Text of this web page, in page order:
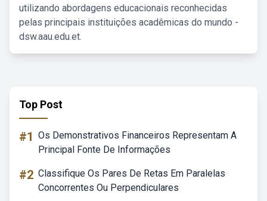
utilizando abordagens educacionais reconhecidas
pelas principais instituições acadêmicas do mundo -
dsw.aau.edu.et.
Top Post
#1 Os Demonstrativos Financeiros Representam A
Principal Fonte De Informações
#2 Classifique Os Pares De Retas Em Paralelas
Concorrentes Ou Perpendiculares